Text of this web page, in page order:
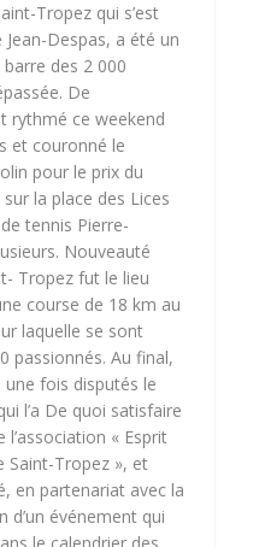
Tropez qui s’est
Despas, a été un
barre des 2 000
De
rythmé ce weekend
et couronné le
pour le prix du
la place des Lices
tennis Pierre-
Nouveauté
Tropez fut le lieu
course de 18 km au
laquelle se sont
passionnés. Au final,
fois disputés le
l’a De quoi satisfaire
« Esprit
Saint-Tropez », et
en partenariat avec la
d’un événement qui